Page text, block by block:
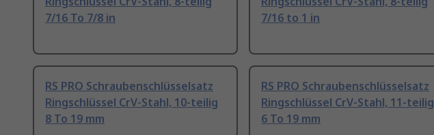
7/16 To 7/8 in
7/16 to 1 in
RS PRO Schraubenschlüsselsatz
Ringschlüssel CrV-Stahl, 10-teilig
8 To 19 mm
RS PRO Schraubenschlüsselsatz
Ringschlüssel CrV-Stahl, 11-teilig
6 To 19 mm